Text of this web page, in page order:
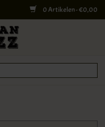
0 Artikelen - €0,00